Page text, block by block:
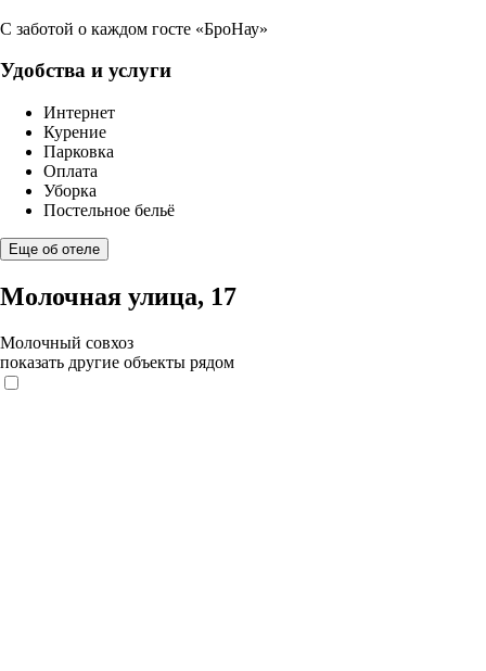
С заботой о каждом госте «БроНау»
Удобства и услуги
Интернет
Курение
Парковка
Оплата
Уборка
Постельное бельё
Еще об отеле
Молочная улица, 17
Молочный совхоз
показать другие объекты рядом